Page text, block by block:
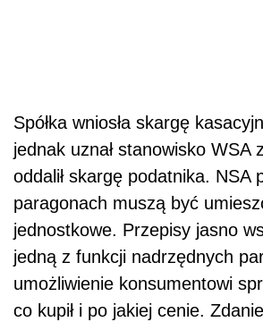
Spółka wniosła skargę
jednak uznał stanowisko WSA
oddalił skargę podatnika. NSA
paragonach muszą być
jednostkowe. Przepisy jasno
jedną z funkcji nadrzędnych
umożliwienie konsumentowi
co kupił i po jakiej cenie.